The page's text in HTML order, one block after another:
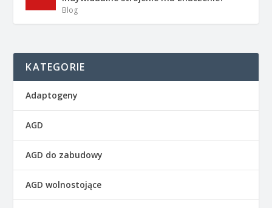
Blog
KATEGORIE
Adaptogeny
AGD
AGD do zabudowy
AGD wolnostojące